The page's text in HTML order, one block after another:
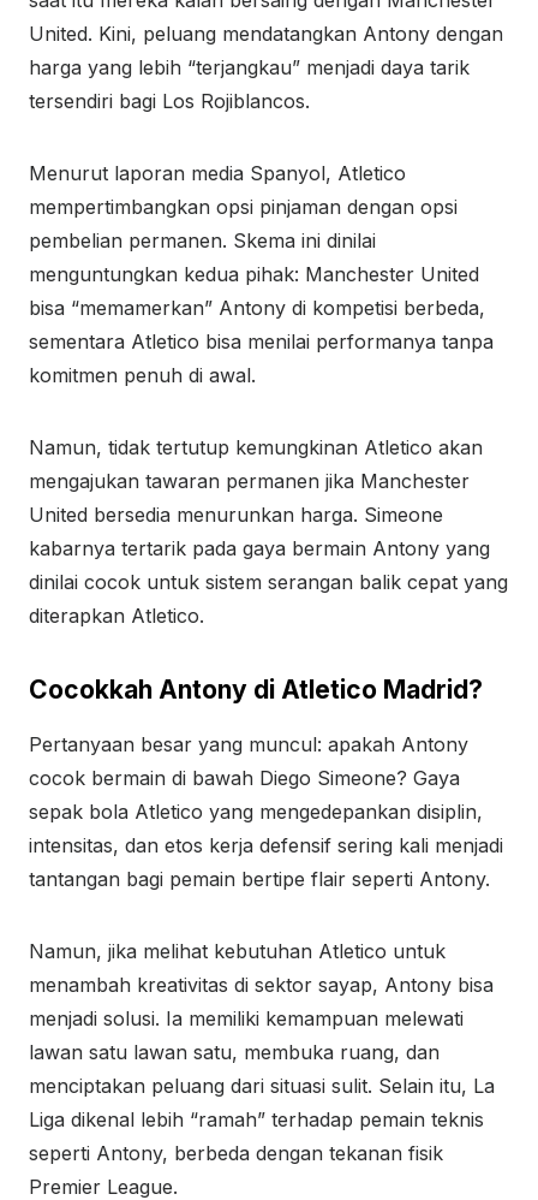
United. Kini, peluang mendatangkan Antony dengan
harga yang lebih “terjangkau” menjadi daya tarik
tersendiri bagi Los Rojiblancos.
Menurut laporan media Spanyol, Atletico
mempertimbangkan opsi pinjaman dengan opsi
pembelian permanen. Skema ini dinilai
menguntungkan kedua pihak: Manchester United
bisa “memamerkan” Antony di kompetisi berbeda,
sementara Atletico bisa menilai performanya tanpa
komitmen penuh di awal.
Namun, tidak tertutup kemungkinan Atletico akan
mengajukan tawaran permanen jika Manchester
United bersedia menurunkan harga. Simeone
kabarnya tertarik pada gaya bermain Antony yang
dinilai cocok untuk sistem serangan balik cepat yang
diterapkan Atletico.
Cocokkah Antony di Atletico Madrid?
Pertanyaan besar yang muncul: apakah Antony
cocok bermain di bawah Diego Simeone? Gaya
sepak bola Atletico yang mengedepankan disiplin,
intensitas, dan etos kerja defensif sering kali menjadi
tantangan bagi pemain bertipe flair seperti Antony.
Namun, jika melihat kebutuhan Atletico untuk
menambah kreativitas di sektor sayap, Antony bisa
menjadi solusi. Ia memiliki kemampuan melewati
lawan satu lawan satu, membuka ruang, dan
menciptakan peluang dari situasi sulit. Selain itu, La
Liga dikenal lebih “ramah” terhadap pemain teknis
seperti Antony, berbeda dengan tekanan fisik
Premier League.